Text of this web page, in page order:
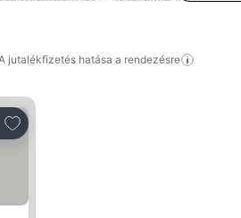
jutalékfizetés hatása a rendezésre
Hozzáadás a kedvencekhez